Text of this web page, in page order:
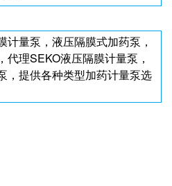
计量泵，液压隔膜式加药泵，
理SEKO液压隔膜计量泵，
，提供各种类型加药计量泵选